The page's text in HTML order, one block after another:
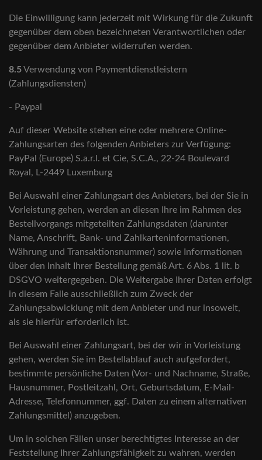
Die Einwilligung kann jederzeit mit Wirkung für die Zukunft
gegenüber dem oben bezeichneten Verantwortlichen oder
gegenüber dem Anbieter widerrufen werden.
8.5Verwendung von Paymentdienstleistern
(Zahlungsdiensten)
- Paypal
Auf dieser Website stehen eine oder mehrere Online-
Zahlungsarten des folgenden Anbieters zur Verfügung:
PayPal (Europe) S.a.r.l. et Cie, S.C.A., 22-24 Boulevard
Royal, L-2449 Luxemburg
Bei Auswahl einer Zahlungsart des Anbieters, bei der Sie in
Vorleistung gehen, werden an diesen Ihre im Rahmen des
Bestellvorgangs mitgeteilten Zahlungsdaten (darunter
Name, Anschrift, Bank- und Zahlkarteninformationen,
Währung und Transaktionsnummer) sowie Informationen
über den Inhalt Ihrer Bestellung gemäß Art. 6 Abs. 1 lit. b
DSGVO weitergegeben. Die Weitergabe Ihrer Daten erfolgt
in diesem Falle ausschließlich zum Zweck der
Zahlungsabwicklung mit dem Anbieter und nur insoweit,
als sie hierfür erforderlich ist.
Bei Auswahl einer Zahlungsart, bei der wir in Vorleistung
gehen, werden Sie im Bestellablauf auch aufgefordert,
bestimmte persönliche Daten (Vor- und Nachname, Straße,
Hausnummer, Postleitzahl, Ort, Geburtsdatum, E-Mail-
Adresse, Telefonnummer, ggf. Daten zu einem alternativen
Zahlungsmittel) anzugeben.
Um in solchen Fällen unser berechtigtes Interesse an der
Feststellung Ihrer Zahlungsfähigkeit zu wahren, werden